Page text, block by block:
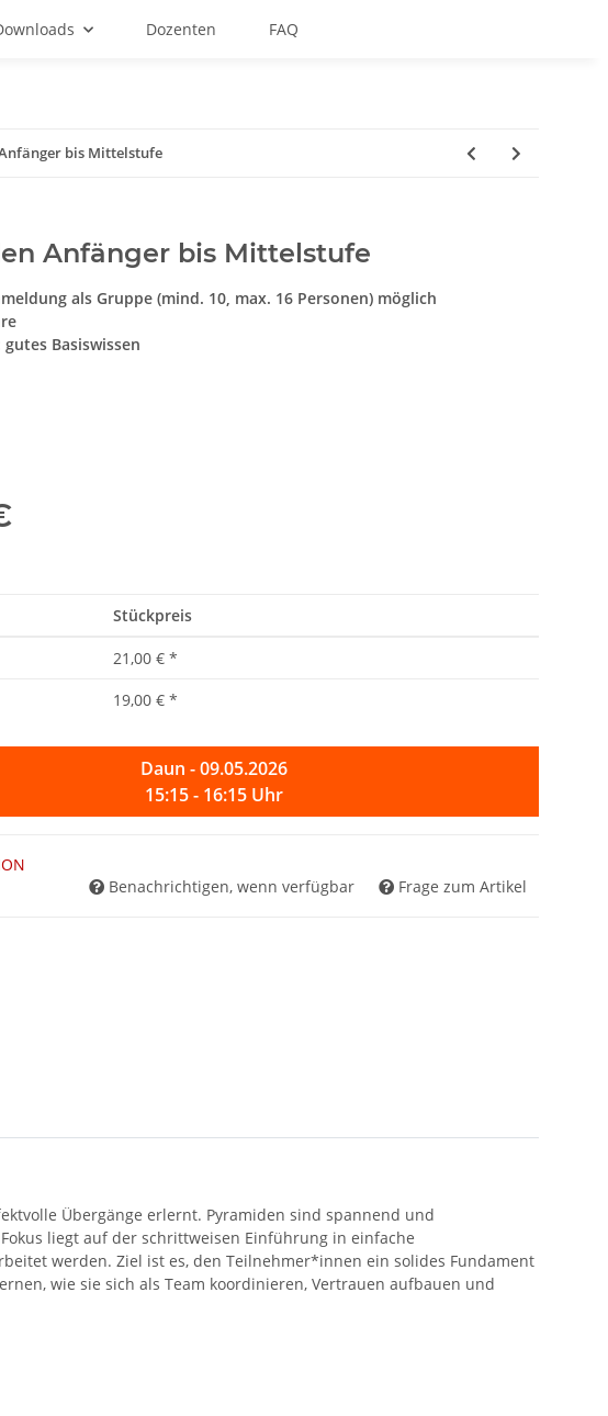
Dozenten FAQ
bis Mittelstufe
Anfänger bis Mittelstufe
als Gruppe (mind. 10, max. 16 Personen) möglich
Basiswissen
Stückpreis
21,00 € *
19,00 € *
Daun - 09.05.2026
15:15 - 16:15 Uhr
Benachrichtigen, wenn verfügbar Frage zum Artikel
Übergänge erlernt. Pyramiden sind spannend und
liegt auf der schrittweisen Einführung in einfache
werden. Ziel ist es, den Teilnehmer*innen ein solides Fundament
wie sie sich als Team koordinieren, Vertrauen aufbauen und